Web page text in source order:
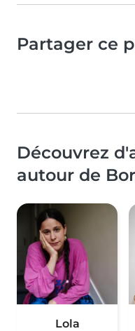
Partager ce
Découvrez
autour de
Lola